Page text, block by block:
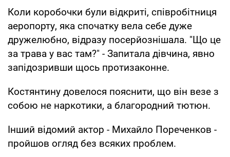
Коли коробочки були відкриті, співробітниця
аеропорту, яка спочатку вела себе дуже
дружелюбно, відразу посерйознішала. "Що це
за трава у вас там?" - Запитала дівчина, явно
запідозривши щось протизаконне.
Костянтину довелося пояснити, що він везе з
собою не наркотики, а благородний тютюн.
Інший відомий актор - Михайло Пореченков -
пройшов огляд без всяких проблем.